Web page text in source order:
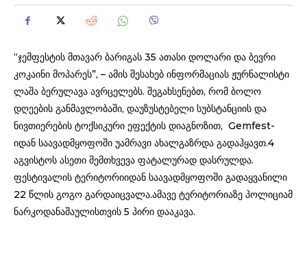
“ჯემფესტის მთავარ ბარიგას 35 ათასი დოლარი და ბევრი
კოკაინი მოპარეს”, – ამის შესახებ ინფორმაციას ჟურნალისტი
ლაშა ბერულავა ავრცელებს. შეგახსენებთ, რომ ბოლო
დღეების განმავლობაში, დაუზუსტებელი სუბსტანციის და
ნივთიერების ტოქსიკური ეფექტის დიაგნოზით, Gemfest-
იდან საავადმყოფოში უამრავი ახალგაზრდა გადაჰყავთ.4
აგვისტოს ასეთი შემთხვევა ფატალურად დასრულდა.
ფესტივალის ტერიტორიიდან საავადმყოფოში გადაყვანილი
22 წლის გოგო გარდაიცვალა.ამავე ტერიტორიაზე პოლიციამ
ნარკოდანაშაულისთვის 5 პირი დააკავა.